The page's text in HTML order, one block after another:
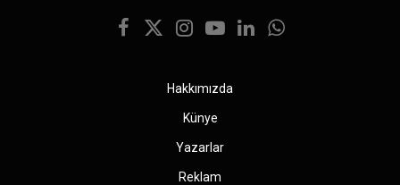
Facebook
X
Instagram
YouTubeLinkedInWhatsApp
Hakkımızda
Künye
Yazarlar
Reklam